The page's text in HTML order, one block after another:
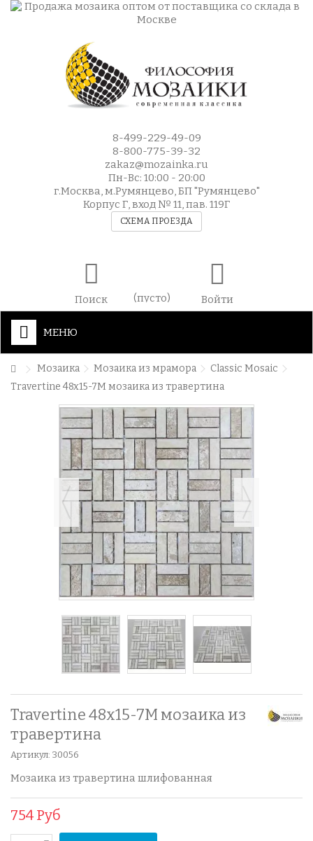
8-499-229-49-09
8-800-775-39-32
zakaz@mozainka.ru
Пн-Вс: 10:00 - 20:00
г.Москва, м.Румянцево, БП "Румянцево"
Корпус Г, вход № 11, пав. 119Г
СХЕМА ПРОЕЗДА
Поиск (пусто) Войти
МЕНЮ
Мозаика Мозаика из мрамора
Classic Mosaic
Travertine 48x15-7M мозаика из травертина
Travertine 48x15-7M мозаика из
травертина
Артикул: 30056
Мозаика из травертина шлифованная
754 Руб